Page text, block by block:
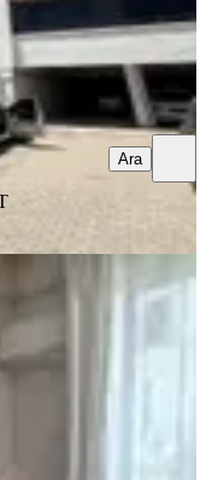
Ara
Çarşı
Daire
Mahallesi